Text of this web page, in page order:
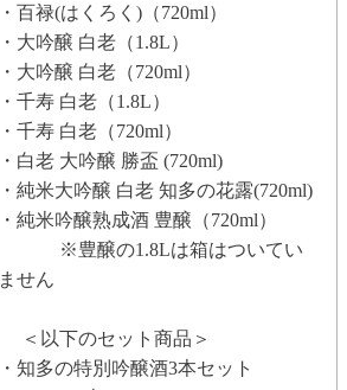
・百禄(はくろく)（720ml）
・大吟醸 白老（1.8L）
・大吟醸 白老（720ml）
・千寿 白老（1.8L）
・千寿 白老（720ml）
・白老 大吟醸 勝盃 (720ml)
・純米大吟醸 白老 知多の花露(720ml)
・純米吟醸熟成酒 豊醸（720ml）
※豊醸の1.8Lは箱はついてい
ません
＜以下のセット商品＞
・知多の特別吟醸酒3本セット